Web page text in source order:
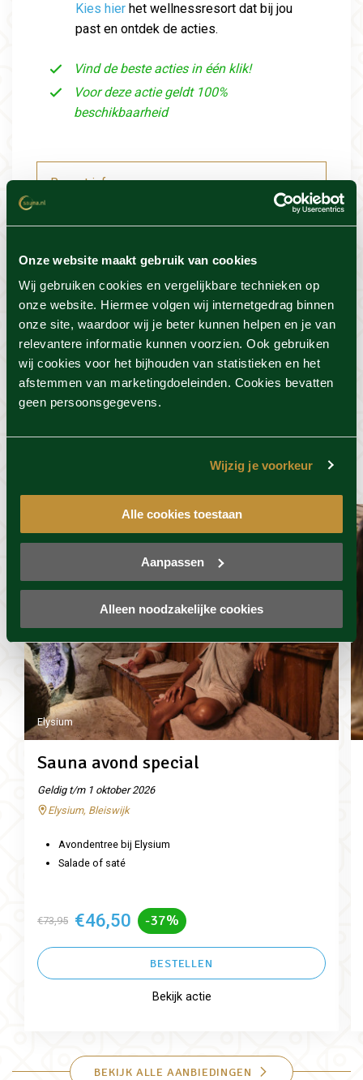
Onze website maakt gebruik van cookies
Wij gebruiken cookies en vergelijkbare technieken op
onze website. Hiermee volgen wij internetgedrag binnen
onze site, waardoor wij je beter kunnen helpen en je van
relevantere informatie kunnen voorzien. Ook gebruiken
wij cookies voor het bijhouden van statistieken en het
afstemmen van marketingdoeleinden. Cookies bevatten
geen persoonsgegevens.
Wijzig je voorkeur
Alle cookies toestaan
Aanpassen
Alleen noodzakelijke cookies
Kies hier het wellnessresort dat bij jou
past en ontdek de acties.
Vind de beste acties in één klik!
Voor deze actie geldt 100%
beschikbaarheid
Resort info
Locatie
Voorwaarden
Dit vind je misschien ook
wel leuk
Elysium
Sauna avond special
Geldig t/m 1 oktober 2026
Elysium, Bleiswijk
Avondentree bij Elysium
Salade of saté
€73,95 €46,50 -37%
BESTELLEN
Bekijk actie
BEKIJK ALLE AANBIEDINGEN